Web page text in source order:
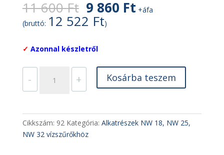
11 600Ft Original
price
was:
11
600 Ft.
9 860 FtCurrent
price
+áfa
(bruttó: 12 522 Ft)
✓ Azonnal készletről
- + Kosárba teszem
Cikkszám: 92 Kategória: Alkatrészek NW 18, NW 25,
NW 32 vízszűrőkhöz